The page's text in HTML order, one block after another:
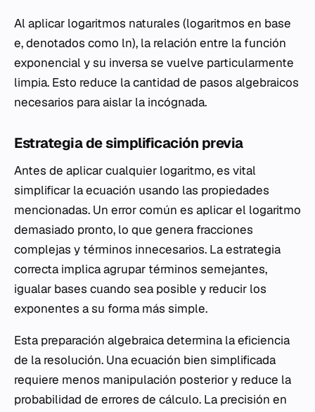
Al aplicar logaritmos naturales (logaritmos en base
e, denotados como ln), la relación entre la función
exponencial y su inversa se vuelve particularmente
limpia. Esto reduce la cantidad de pasos algebraicos
necesarios para aislar la incógnada.
Estrategia de simplificación previa
Antes de aplicar cualquier logaritmo, es vital
simplificar la ecuación usando las propiedades
mencionadas. Un error común es aplicar el logaritmo
demasiado pronto, lo que genera fracciones
complejas y términos innecesarios. La estrategia
correcta implica agrupar términos semejantes,
igualar bases cuando sea posible y reducir los
exponentes a su forma más simple.
Esta preparación algebraica determina la eficiencia
de la resolución. Una ecuación bien simplificada
requiere menos manipulación posterior y reduce la
probabilidad de errores de cálculo. La precisión en